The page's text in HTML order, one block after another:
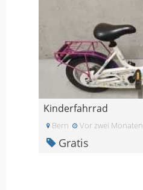
Kinderfahrrad
Bern Vor zwei Monaten
Gratis